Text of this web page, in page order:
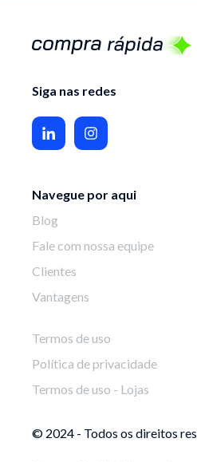
Siga nas redes
Navegue por aqui
Blog
Fale com nossa equipe
Clientes
Vantagens
Termos de uso
Política de privacidade
Termos de uso - Lojas
© 2024 - Todos os direitos